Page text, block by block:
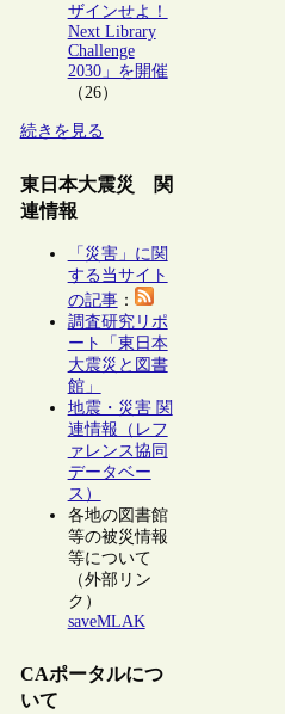
ザインせよ！
Next Library
Challenge
2030」を開催
（26）
続きを見る
東日本大震災 関
連情報
「災害」に関
する当サイト
の記事：
調査研究リポ
ート「東日本
大震災と図書
館」
地震・災害 関
連情報（レフ
ァレンス協同
データベー
ス）
各地の図書館
等の被災情報
等について
（外部リン
ク）
saveMLAK
CAポータルにつ
いて